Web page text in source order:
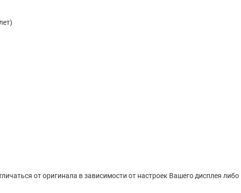
от оригинала в зависимости от настроек Вашего дисплея либо